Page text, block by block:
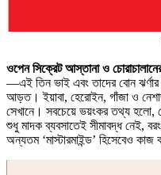
ওপেন সিক্রেট আস্তানা ও চোরাচালানের
—এই তিন ভাই এবং তাদের বোন ঝর্ণার
আড়ত। ইয়াবা, হেরোইন, গাঁজা ও
সেখানে। সবচেয়ে ভয়ংকর তথ্য হলো,
শুধু মাদক ব্যবসাতেই সীমাবদ্ধ নেই, বরং
অন্যতম ‘মাস্টারমাইন্ড’ হিসেবেও কাজ